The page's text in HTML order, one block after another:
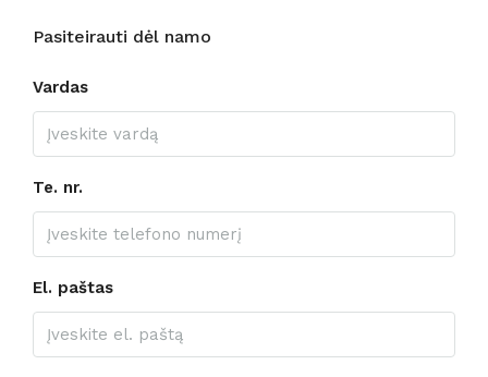
Pasiteirauti dėl namo
Vardas
Te. nr.
El. paštas